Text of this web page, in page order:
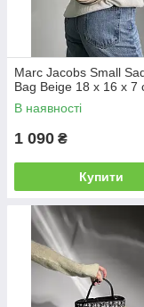
Marc Jacobs Small
Bag Beige 18 х 16 х 7
В наявності
1 090 ₴
Купити